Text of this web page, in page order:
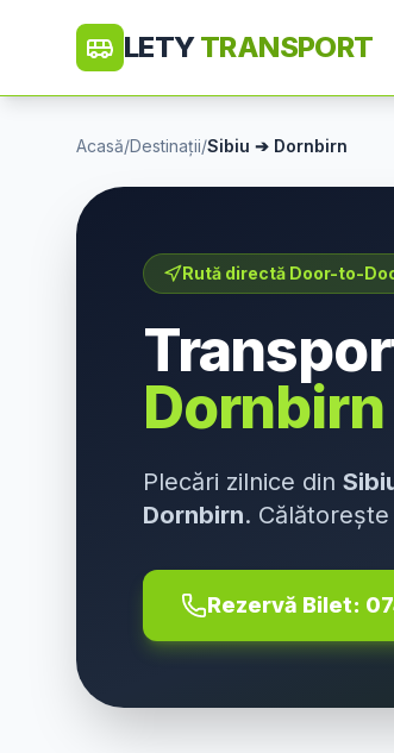
LETYTRANSPORT
Acasă/Destinații/Sibiu ➔ Dornbirn
Rută directă Door-to-
Dornbirn
Plecări zilnice din
Dornbirn.
Rezervă Bilet: